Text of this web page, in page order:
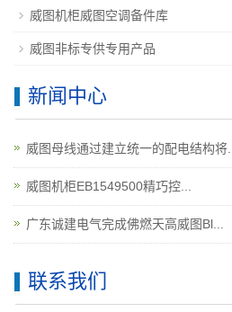
威图机柜威图空调备件库
威图非标专供专用产品
新闻中心
威图母线通过建立统一的配电结构将...
威图机柜EB1549500精巧控...
广东诚建电气完成佛燃天高威图Bl...
联系我们